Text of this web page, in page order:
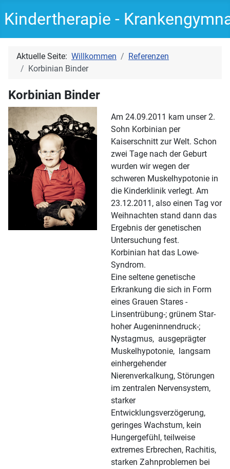
Kindertherapie -
Aktuelle Seite: Willkommen
Referenzen
Korbinian Binder
Korbinian Binder
Am 24.09.2011 kam unser 2.
Sohn Korbinian per
Kaiserschnitt zur Welt. Schon
zwei Tage nach der Geburt
wurden wir wegen der
schweren Muskelhypotonie in
die Kinderklinik verlegt. Am
23.12.2011, also einen Tag vor
Weihnachten stand dann das
Ergebnis der genetischen
Untersuchung fest.
Korbinian hat das Lowe-
Syndrom.
Eine seltene genetische
Erkrankung die sich in Form
eines Grauen Stares -
Linsentrübung-; grünem Star-
hoher Augeninnendruck-;
Nystagmus, ausgeprägter
Muskelhypotonie, langsam
einhergehender
Nierenverkalkung, Störungen
im zentralen Nervensystem,
starker
Entwicklungsverzögerung,
geringes Wachstum, kein
Hungergefühl, teilweise
extremes Erbrechen, Rachitis,
starken Zahnproblemen bei